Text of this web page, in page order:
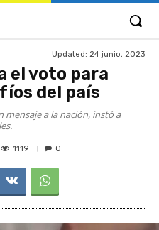
Updated: 24 junio, 2023
el voto para
del país
mensaje a la nación, instó a
1119 0